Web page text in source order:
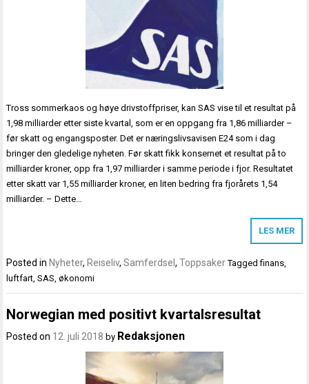
Tross sommerkaos og høye drivstoffpriser, kan SAS vise til et resultat på
1,98 milliarder etter siste kvartal, som er en oppgang fra 1,86 milliarder –
før skatt og engangsposter. Det er næringslivsavisen E24 som i dag
bringer den gledelige nyheten. Før skatt fikk konsernet et resultat på to
milliarder kroner, opp fra 1,97 milliarder i samme periode i fjor. Resultatet
etter skatt var 1,55 milliarder kroner, en liten bedring fra fjorårets 1,54
milliarder. – Dette…
LES MER
Posted in Nyheter, Reiseliv,Samferdsel,Toppsaker Taggedfinans
luftfart ,SAS ,økonomi
Norwegian med positivt kvartalsresultat
Posted on 12. juli 2018 by Redaksjonen